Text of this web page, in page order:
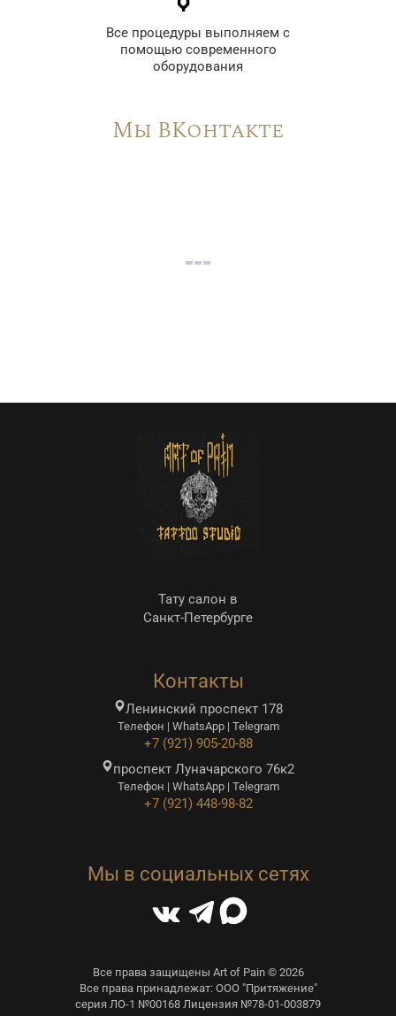
Все процедуры выполняем с
помощью современного
оборудования
Мы ВКонтакте
Тату салон в
Санкт-Петербурге
Контакты
Ленинский проспект 178
Телефон | WhatsApp | Telegram
+7 (921) 905-20-88
проспект Луначарского 76к2
Телефон | WhatsApp | Telegram
+7 (921) 448-98-82
Мы в социальных сетях
Все права защищены Art of Pain © 2026
Все права принадлежат: ООО "Притяжение"
серия ЛО-1 №00168 Лицензия №78-01-003879